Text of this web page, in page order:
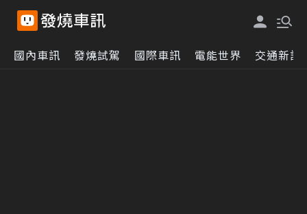
國內車訊 發燒試駕 國際車訊 電能世界 交通新訊